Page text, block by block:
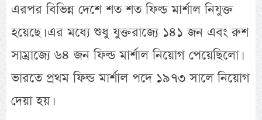
এরপর বিভিন্ন দেশে শত শত ফিল্ড মার্শাল নিযুক্ত
হয়েছে। এর মধ্যে শুধু যুক্তরাজ্যে ১৪১ জন এবং রুশ
সাম্রাজ্যে ৬৪ জন ফিল্ড মার্শাল নিয়োগ পেয়েছিলো।
ভারতে প্রথম ফিল্ড মার্শাল পদে ১৯৭৩ সালে নিয়োগ
দেয়া হয়।